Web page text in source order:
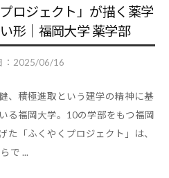
ロジェクト」が描く薬学
形｜福岡大学 薬学部
2025/06/16
、積極進取という建学の精神に基
る福岡大学。10の学部をもつ福岡
た「ふくやくプロジェクト」は、
で ...